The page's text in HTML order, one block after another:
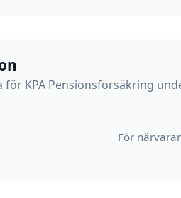
för KPA Pensionsförsäkring
För